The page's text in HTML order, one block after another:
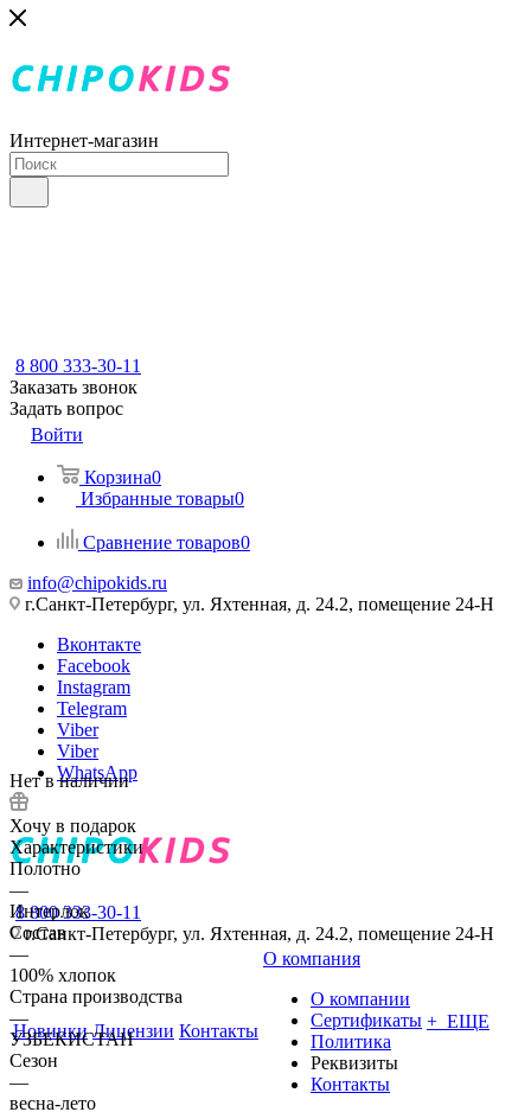
Интернет-магазин
8 800 333-30-11
Заказать звонок
Задать вопрос
Войти
Корзина0
Избранные товары0
Сравнение товаров0
info@chipokids.ru
г.Санкт-Петербург, ул. Яхтенная, д. 24.2, помещение 24-Н
Вконтакте
Facebook
Instagram
Telegram
Viber
Viber
WhatsApp
8 800 333-30-11
г.Санкт-Петербург, ул. Яхтенная, д. 24.2, помещение 24-Н
Новинки Лицензии Контакты
О компания
О компании
Сертификаты
Политика
Реквизиты
Контакты
+ ЕЩЕ
Нет в наличии
Хочу в подарок
Характеристики
Полотно
—
Интерлок
Состав
—
100% хлопок
Страна производства
—
УЗБЕКИСТАН
Сезон
—
весна-лето